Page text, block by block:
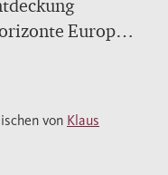
Europas
Weltbild
führt uns
die Stücke
von Klaus